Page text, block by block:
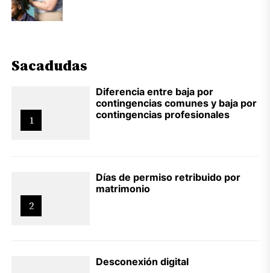
Sacadudas
1
Diferencia entre baja por
contingencias comunes y baja por
contingencias profesionales
2
Días de permiso retribuido por
matrimonio
Desconexión digital